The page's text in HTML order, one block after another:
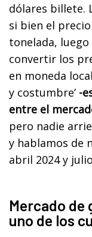
dólares billete.
si bien el
tonelada,
convertir los
en moneda
y costumbre’ -
entre el
pero nadie
y hablamos de
abril 2024 y
Mercado de
uno de los